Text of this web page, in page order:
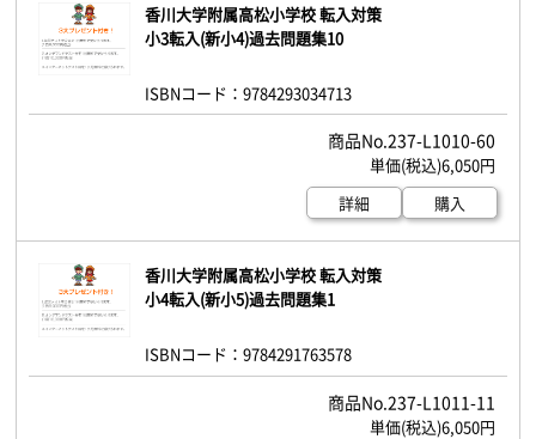
香川大学附属高松小学校 転入対策
小3転入(新小4)過去問題集10
ISBNコード：9784293034713
237-L1010-60
6,050円
詳細
購入
香川大学附属高松小学校 転入対策
小4転入(新小5)過去問題集1
ISBNコード：9784291763578
237-L1011-11
6,050円